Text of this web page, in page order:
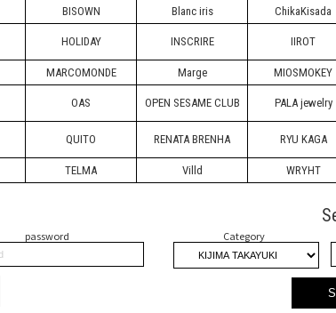
BISOWN Blanc iris ChikaKisada
HOLIDAY INSCRIRE IIROT
MARCOMONDE Marge MIOSMOKEY
OAS OPEN SESAME CLUB PALA jewelry
QUITO RENATA BRENHA RYU KAGA
TELMA Villd WRYHT
password Category